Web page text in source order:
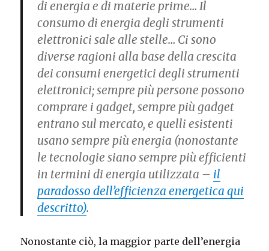
di energia e di materie prime… Il
consumo di energia degli strumenti
elettronici sale alle stelle… Ci sono
diverse ragioni alla base della crescita
dei consumi energetici degli strumenti
elettronici; sempre più persone possono
comprare i gadget, sempre più gadget
entrano sul mercato, e quelli esistenti
usano sempre più energia (nonostante
le tecnologie siano sempre più efficienti
in termini di energia utilizzata – il
paradosso dell’efficienza energetica qui
descritto).
Nonostante ciò, la maggior parte dell’energia